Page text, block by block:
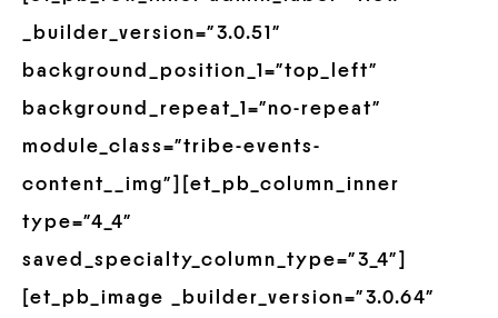
_builder_version=”3.0.51″
background_position_1=”top_left”
background_repeat_1=”no-repeat”
module_class=”tribe-events-
content__img”][et_pb_column_inner
type=”4_4″
saved_specialty_column_type=”3_4″]
[et_pb_image _builder_version=”3.0.64″